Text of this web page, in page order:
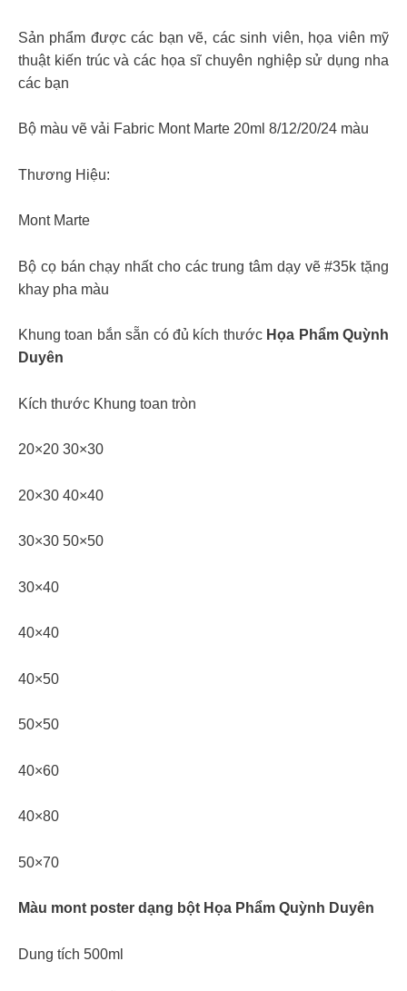
Sản phẩm được các bạn vẽ, các sinh viên, họa viên mỹ
thuật kiến trúc và các họa sĩ chuyên nghiệp sử dụng nha
các bạn
Bộ màu vẽ vải Fabric Mont Marte 20ml 8/12/20/24 màu
Thương Hiệu:
Mont Marte
Bộ cọ bán chạy nhất cho các trung tâm dạy vẽ #35k tặng
khay pha màu
Khung toan bắn sẵn có đủ kích thước Họa Phẩm Quỳnh
Duyên
Kích thước Khung toan tròn
20×20 30×30
20×30 40×40
30×30 50×50
30×40
40×40
40×50
50×50
40×60
40×80
50×70
Màu mont poster dạng bột Họa Phẩm Quỳnh Duyên
Dung tích 500ml